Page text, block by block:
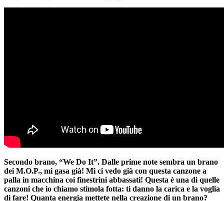
Secondo brano, “We Do It”. Dalle prime note sembra un brano
dei M.O.P., mi gasa già! Mi ci vedo già con questa canzone a
palla in macchina coi finestrini abbassati! Questa è una di quelle
canzoni che io chiamo stimola fotta: ti danno la carica e la voglia
di fare! Quanta energia mettete nella creazione di un brano?